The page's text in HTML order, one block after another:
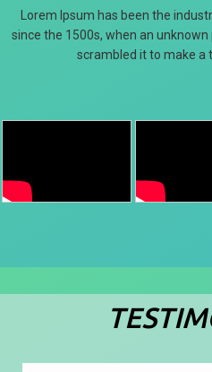
Lorem Ipsum has been the
since the 1500s, when an
scrambled it to make a